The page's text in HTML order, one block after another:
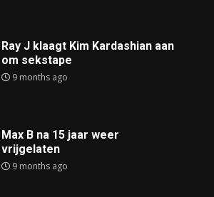
Ray J klaagt Kim Kardashian aan
om sekstape
9 months ago
Max B na 15 jaar weer
vrijgelaten
9 months ago